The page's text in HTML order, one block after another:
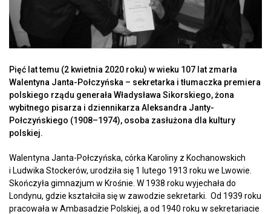
Pięć lat temu (2 kwietnia 2020 roku) w wieku 107 lat zmarła
Walentyna Janta-Połczyńska – sekretarka i tłumaczka premiera
polskiego rządu generała Władysława Sikorskiego, żona
wybitnego pisarza i dziennikarza Aleksandra Janty-
Połczyńskiego (1908–1974), osoba zasłużona dla kultury
polskiej.
Walentyna Janta-Połczyńska, córka Karoliny z Kochanowskich
i Ludwika Stockerów, urodziła się 1 lutego 1913 roku we Lwowie.
Skończyła gimnazjum w Krośnie. W 1938 roku wyjechała do
Londynu, gdzie kształciła się w zawodzie sekretarki. Od 1939 roku
pracowała w Ambasadzie Polskiej, a od 1940 roku w sekretariacie